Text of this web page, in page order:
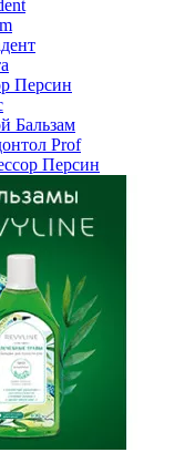
Персин
Бальзам
Prof
Персин